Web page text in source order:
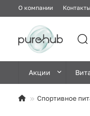
О компании Контакты
Акции
Спортивное